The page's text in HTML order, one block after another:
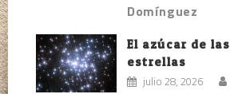
Domínguez
El azúcar de las
estrellas
julio 28, 2026